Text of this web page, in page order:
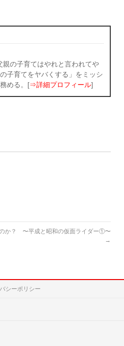
の子育てはやれと言われてや
子育てをヤバくする」をミッシ
める。[⇒詳細プロフィール]
か？ 〜平成と昭和の仮面ライダー①〜
→
シーポリシー